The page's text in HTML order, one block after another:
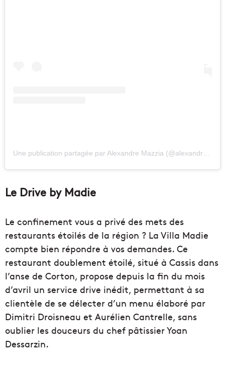
Le Drive by Madie
Le confinement vous a privé des mets des
restaurants étoilés de la région ? La Villa Madie
compte bien répondre à vos demandes. Ce
restaurant doublement étoilé, situé à Cassis dans
l’anse de Corton, propose depuis la fin du mois
d’avril un service drive inédit, permettant à sa
clientèle de se délecter d’un menu élaboré par
Dimitri Droisneau et Aurélien Cantrelle, sans
oublier les douceurs du chef pâtissier Yoan
Dessarzin.